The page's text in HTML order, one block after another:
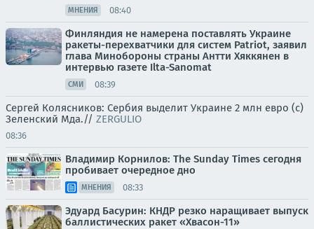
МНЕНИЯ 08:40
Финляндия не намерена поставлять Украине
ракеты-перехватчики для систем Patriot, заявил
глава Минобороны страны Антти Хяккянен в
интервью газете Ilta-Sanomat
СМИ 08:39
Сергей Колясников: Сербия выделит Украине 2 млн евро (с)
Зеленский Мда.// ZERGULIO
08:36
Владимир Корнилов: The Sunday Times сегодня
пробивает очередное дно
МНЕНИЯ 08:33
Эдуард Басурин: КНДР резко наращивает выпуск
баллистических ракет «Хвасон-11»